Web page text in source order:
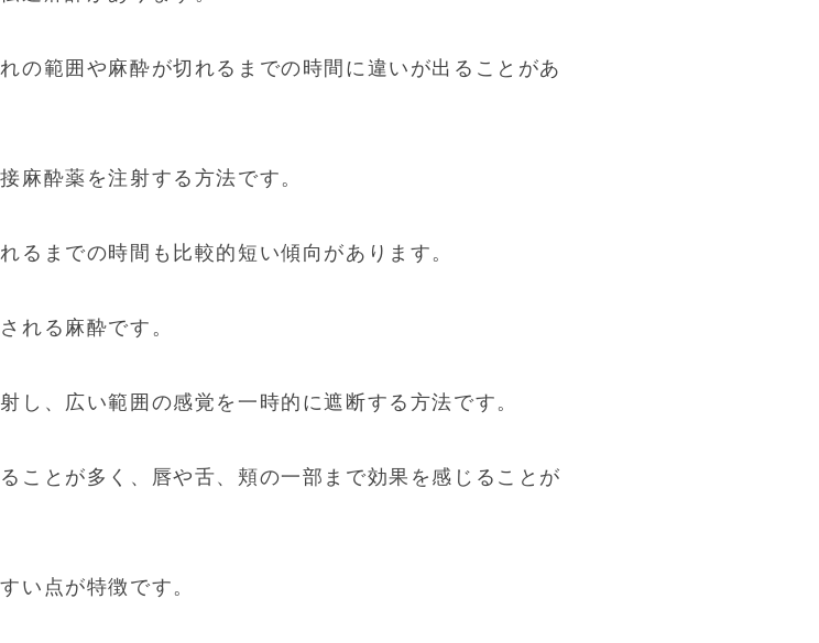
の範囲や麻酔が切れるまでの時間に違いが出ることがあ
麻酔薬を注射する方法です。
るまでの時間も比較的短い傾向があります。
れる麻酔です。
し、広い範囲の感覚を一時的に遮断する方法です。
ことが多く、唇や舌、頬の一部まで効果を感じることが
い点が特徴です。